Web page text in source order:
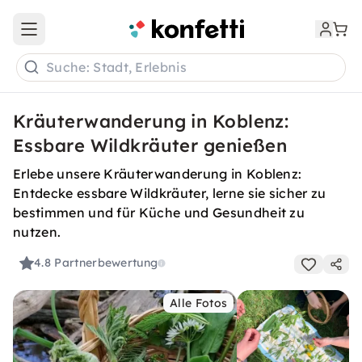
Open main menu
Suche: Stadt, Erlebnis
Kräuterwanderung in Koblenz:
Essbare Wildkräuter genießen
Erlebe unsere Kräuterwanderung in Koblenz:
Entdecke essbare Wildkräuter, lerne sie sicher zu
bestimmen und für Küche und Gesundheit zu
nutzen.
4.8 Partnerbewertung
Alle Fotos